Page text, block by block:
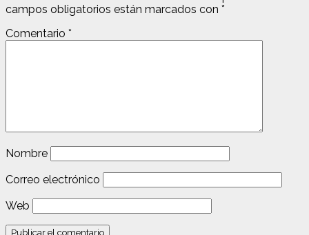
campos obligatorios están marcados con *
Comentario *
Nombre
Correo electrónico
Web